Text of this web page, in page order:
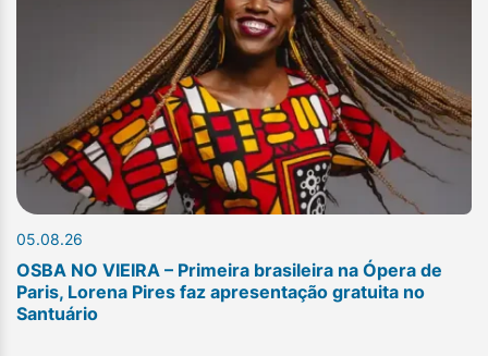
05.08.26
OSBA NO VIEIRA – Primeira brasileira na Ópera de
Paris, Lorena Pires faz apresentação gratuita no
Santuário